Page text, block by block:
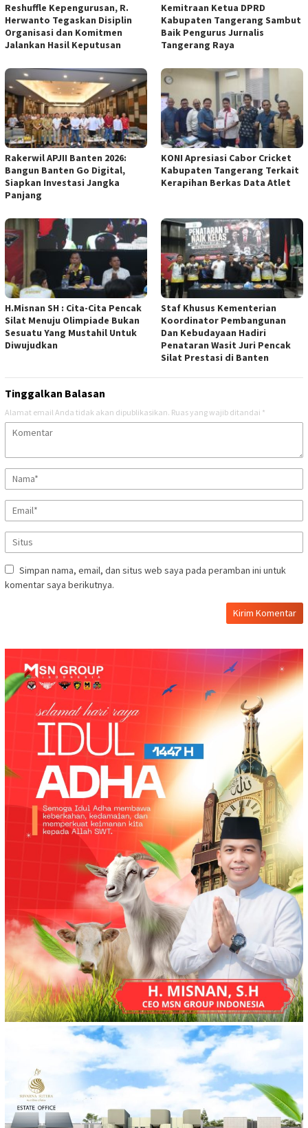
Reshuffle Kepengurusan, R.
Herwanto Tegaskan Disiplin
Organisasi dan Komitmen
Jalankan Hasil Keputusan
Kemitraan Ketua DPRD
Kabupaten Tangerang Sambut
Baik Pengurus Jurnalis
Tangerang Raya
Rakerwil APJII Banten 2026:
Bangun Banten Go Digital,
Siapkan Investasi Jangka
Panjang
KONI Apresiasi Cabor Cricket
Kabupaten Tangerang Terkait
Kerapihan Berkas Data Atlet
H.Misnan SH : Cita-Cita Pencak
Silat Menuju Olimpiade Bukan
Sesuatu Yang Mustahil Untuk
Diwujudkan
Staf Khusus Kementerian
Koordinator Pembangunan
Dan Kebudayaan Hadiri
Penataran Wasit Juri Pencak
Silat Prestasi di Banten
Tinggalkan Balasan
Alamat email Anda tidak akan dipublikasikan. Ruas yang wajib ditandai *
Simpan nama, email, dan situs web saya pada peramban ini untuk
komentar saya berikutnya.